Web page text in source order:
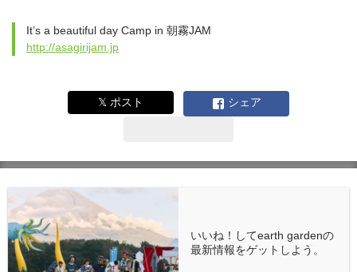
It’s a beautiful day Camp in 朝霧JAM
http://asagirijam.jp
𝕏 ポスト シェア
いいね！してearth gardenの
最新情報をゲットしよう。